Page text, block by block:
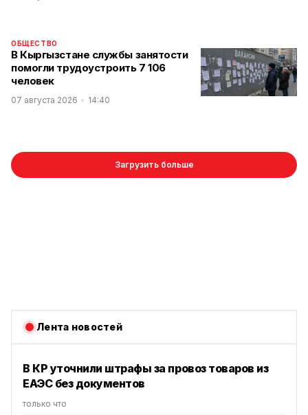
ОБЩЕСТВО
В Кыргызстане службы занятости
помогли трудоустроить 7 106
человек
07 августа 2026 14:40
Загрузить больше
Лента новостей
В КР уточнили штрафы за провоз товаров из
ЕАЭС без документов
только что